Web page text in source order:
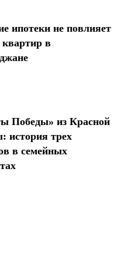
ипотеки не повлияет
в
Победы» из Красной
история трех
в семейных